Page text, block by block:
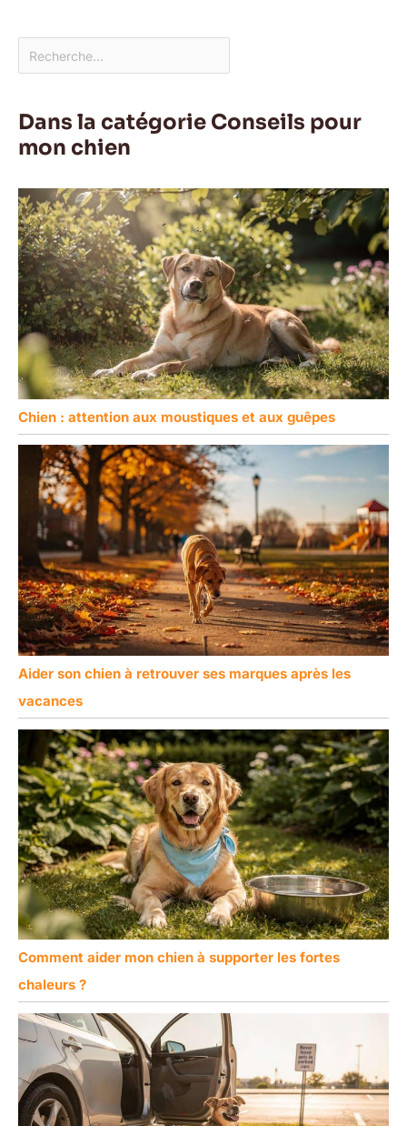
Dans la catégorie Conseils pour
mon chien
Chien : attention aux moustiques et aux guêpes
Aider son chien à retrouver ses marques après les
vacances
Comment aider mon chien à supporter les fortes
chaleurs ?